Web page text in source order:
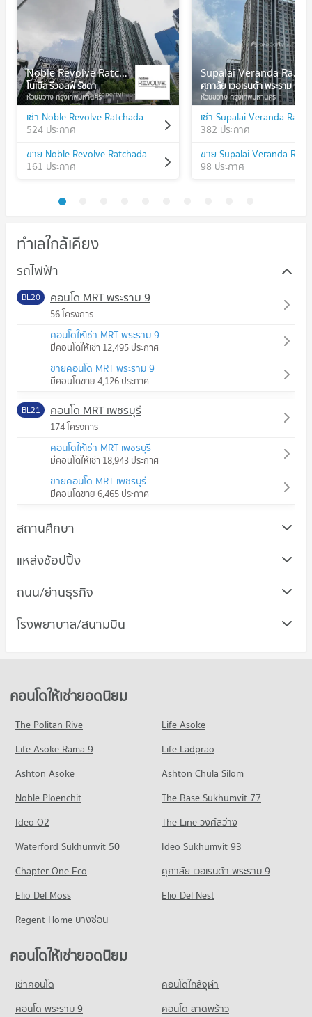
Noble Revolve Ratchada
โนเบิล รีวอลฟ์ รัชดา
ห้วยขวาง กรุงเทพมหานคร
เช่า Noble Revolve Ratchada
524 ประกาศ
ขาย Noble Revolve Ratchada
161 ประกาศ
Supalai Veranda Rama 9
ศุภาลัย เวอเรนด้า พระราม 9
ห้วยขวาง กรุงเทพมหานคร
เช่า Supalai Veranda
382 ประกาศ
ขาย Supalai Veranda
98 ประกาศ
ทำเลใกล้เคียง
รถไฟฟ้า
BL20 คอนโด MRT พระราม 9
56 โครงการ
คอนโดให้เช่า MRT พระราม 9
มีคอนโดให้เช่า 12,495 ประกาศ
ขายคอนโด MRT พระราม 9
มีคอนโดขาย 4,126 ประกาศ
BL21 คอนโด MRT เพชรบุรี
174 โครงการ
คอนโดให้เช่า MRT เพชรบุรี
มีคอนโดให้เช่า 18,943 ประกาศ
ขายคอนโด MRT เพชรบุรี
มีคอนโดขาย 6,465 ประกาศ
สถานศึกษา
คอนโด ม.ศรีนครินทรวิโรฒ วิทยาเขตประสานมิตร
คอนโดให้เช่า ม.ศรีนครินทรวิโรฒ วิทยาเขตประสานมิตร
มีคอนโดให้เช่า 57,308 ประกาศ
ขายคอนโด ม.ศรีนครินทรวิโรฒ วิทยาเขตประสานมิตร
640 โครงการ
คอนโดให้เช่า ม.หอการค้าไทย
มีคอนโดให้เช่า 36,059 ประกาศ
มีคอนโดขาย 13,445 ประกาศ
คอนโด วิทยาลัยสารพัดช่างพระนคร
382 โครงการ
คอนโดให้เช่า วิทยาลัยสารพัดช่างพระนคร
มีคอนโดให้เช่า 20,766 ประกาศ
ขายคอนโด วิทยาลัยสารพัดช่างพระนคร
มีคอนโดขาย 8,010 ประกาศ
คอนโด วิทยาลัยเสนาธิการทหาร
คอนโดให้เช่า วิทยาลัยเสนาธิการทหาร
มีคอนโดให้เช่า 55,653 ประกาศ
ขายคอนโด วิทยาลัยเสนาธิการทหาร
มีคอนโดขาย 20,469 ประกาศ
คอนโด รร.กุนนทีรุทธารามวิทยาคม
แหล่งช้อปปิ้ง
คอนโด โรบินสัน รัชดาภิเษก
คอนโดให้เช่า โรบินสัน รัชดาภิเษก
คอนโด เซ็นทรัล พลาซ่า แกรนด์ พระราม 9
มีคอนโดให้เช่า 19,201 ประกาศ
ขายคอนโด เซ็นทรัล พลาซ่า แกรนด์ พระราม 9
มีคอนโดขาย 6,913 ประกาศ
837 โครงการ
คอนโดให้เช่า บิ๊กซี เอ็กซ์ตร้า รัชดาภิเษก
มีคอนโดขาย 17,544 ประกาศ
คอนโด โฮมโปร พลัส เพลินจิต
คอนโดให้เช่า โฮมโปร พลัส เพลินจิต
มีคอนโดให้เช่า 46,271 ประกาศ
มีคอนโดขาย 17,207 ประกาศ
ถนน/ย่านธุรกิจ
คอนโด เขตห้วยขวาง
คอนโดให้เช่า เขตห้วยขวาง
ขายคอนโด เขตห้วยขวาง
มีคอนโดขาย 6,384 ประกาศ
คอนโด ถนนรัชดาภิเษก
580 โครงการ
คอนโดให้เช่า ถนนรัชดาภิเษก
มีคอนโดให้เช่า 29,515 ประกาศ
ขายคอนโด ถนนรัชดาภิเษก
มีคอนโดขาย 11,437 ประกาศ
คอนโด ถนนเพชรบุรี กรุงเทพฯ
คอนโดให้เช่า ถนนเพชรบุรี กรุงเทพฯ
มีคอนโดให้เช่า 45,667 ประกาศ
ขายคอนโด ถนนเพชรบุรี กรุงเทพฯ
มีคอนโดขาย 16,048 ประกาศ
คอนโด ถนนเพชรบุรี (ตัดใหม่) กรุงเทพฯ
คอนโดให้เช่า ถนนเพชรบุรี (ตัดใหม่) กรุงเทพฯ
มีคอนโดให้เช่า 32,215 ประกาศ
โรงพยาบาล/สนามบิน
คอนโด รพ.จักษุรัตนิน
คอนโดให้เช่า รพ.จักษุรัตนิน
มีคอนโดให้เช่า 29,488 ประกาศ
ขายคอนโด รพ.จักษุรัตนิน
มีคอนโดขาย 10,376 ประกาศ
618 โครงการ
คอนโดให้เช่า รพ.พระราม 9
มีคอนโดขาย 16,351 ประกาศ
คอนโด รพ.คามิลเลียน
703 โครงการ
คอนโดให้เช่า รพ.คามิลเลียน
มีคอนโดให้เช่า 54,579 ประกาศ
ขายคอนโด รพ.คามิลเลียน
มีคอนโดขาย 19,464 ประกาศ
คอนโด รพ.กรุงเทพ
626 โครงการ
คอนโดให้เช่ายอดนิยม
The Politan Rive
Life Asoke
Life Asoke Rama 9
Life Ladprao
Ashton Asoke
Ashton Chula Silom
Noble Ploenchit
The Base Sukhumvit 77
Ideo O2
The Line วงศ์สว่าง
Waterford Sukhumvit 50
Ideo Sukhumvit 93
Chapter One Eco
ศุภาลัย เวอเรนด้า พระราม 9
Elio Del Moss
Elio Del Nest
Regent Home บางซ่อน
คอนโดให้เช่ายอดนิยม
เช่าคอนโด
คอนโดใกล้จุฬา
คอนโด พระราม 9
คอนโด ลาดพร้าว